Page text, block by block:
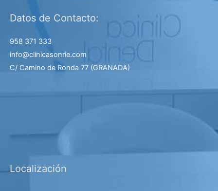
Datos de Contacto:
958 371 333
info@clinicasonrie.com
C/ Camino de Ronda 77 (GRANADA)
Localización